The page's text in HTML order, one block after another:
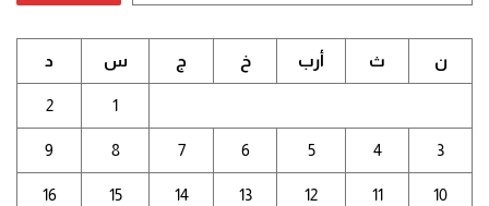
ن ث أرب خ ج س د
1
2
3
4
5
6
7
8
9
10
11
12
13
14
15
16